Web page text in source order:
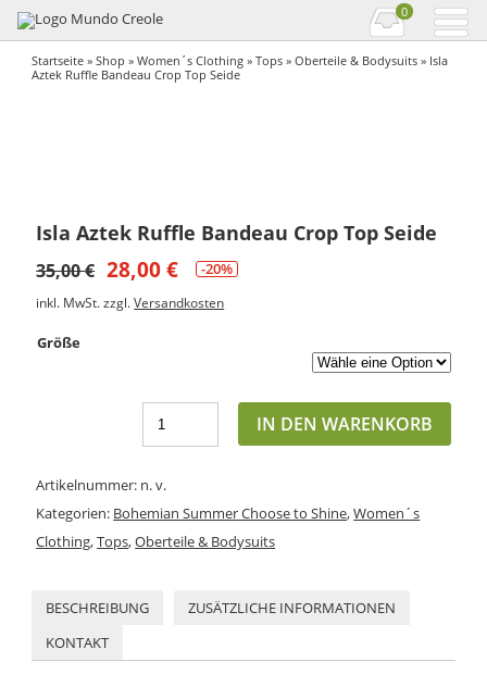
0
Startseite »Shop »Women´s Clothing »Tops »Oberteile & Bodysuits » Isla
Aztek Ruffle Bandeau Crop Top Seide
Isla Aztek Ruffle Bandeau Crop Top Seide
35,00€ 28,00€ -20%
inkl. MwSt. zzgl.Versandkosten
Größe
IN DEN WARENKORB
Artikelnummer: n. v.
Kategorien: Bohemian Summer Choose to Shine,Women´s
Clothing,Tops,Oberteile & Bodysuits
BESCHREIBUNG
ZUSÄTZLICHE INFORMATIONEN
KONTAKT